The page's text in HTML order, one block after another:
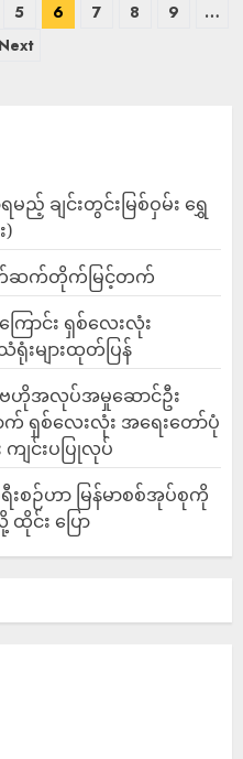
5 6 7 8 9
…
Next
မည့် ချင်းတွင်းမြစ်ဝှမ်း ရွှေ
)
တ်ဆက်တိုက်မြင့်တက်
ောင်း ရှစ်လေးလုံး
းများထုတ်ပြန်
ဗဟိုအလုပ်အမှုဆောင်ဦး
က် ရှစ်လေးလုံး အရေးတော်ပုံ
ျင်းပပြုလုပ်
စဉ်ဟာ မြန်မာစစ်အုပ်စုကို
င်း ပြော